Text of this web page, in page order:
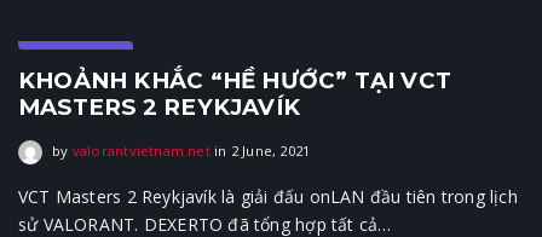
E-Sports
KHOẢNH KHẮC “HỀ HƯỚC” TẠI VCT
MASTERS 2 REYKJAVÍK
by valorantvietnam.netin 2 June, 2021
VCT Masters 2 Reykjavík là giải đấu onLAN đầu tiên trong lịch
sử VALORANT. DEXERTO đã tổng hợp tất cả…